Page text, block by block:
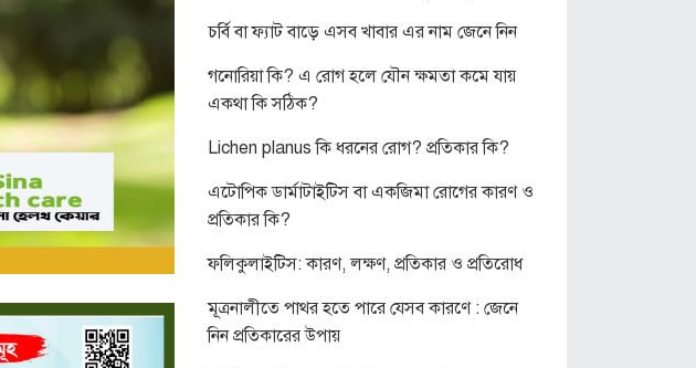
চর্বি বা ফ্যাট বাড়ে এসব খাবার এর নাম জেনে নিন
গনোরিয়া কি? এ রোগ হলে যৌন ক্ষমতা কমে যায়
একথা কি সঠিক?
Lichen planus কি ধরনের রোগ? প্রতিকার কি?
এটোপিক ডার্মাটাইটিস বা একজিমা রোগের কারণ ও
প্রতিকার কি?
ফলিকুলাইটিস: কারণ, লক্ষণ, প্রতিকার ও প্রতিরোধ
মূত্রনালীতে পাথর হতে পারে যেসব কারণে : জেনে
নিন প্রতিকারের উপায়